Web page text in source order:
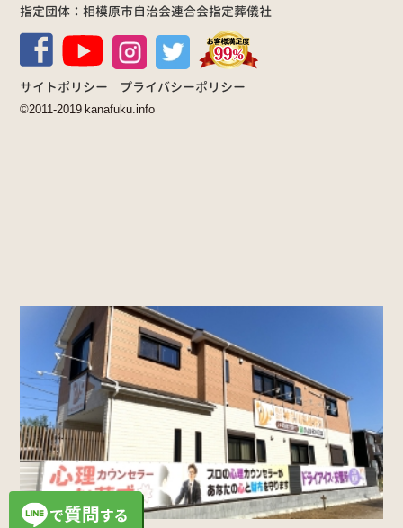
指定団体：相模原市自治会連合会指定葬儀社
サイトポリシー プライバシーポリシー
©2011-2019 kanafuku.info